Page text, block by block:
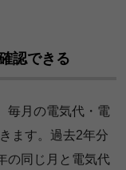
認できる
毎月の電気代・電
ます。過去2年分
の同じ月と電気代